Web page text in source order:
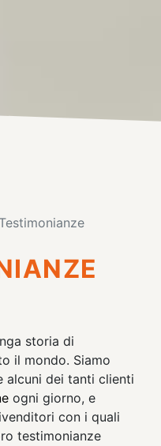
Testimonianze
storia di
il mondo. Siamo
alcuni dei tanti clienti
ogni giorno, e
con i quali
testimonianze